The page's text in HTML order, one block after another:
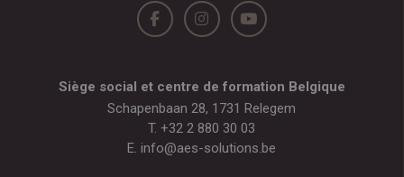
Siège social et centre de formation Belgique
Schapenbaan 28, 1731 Relegem
T. +32 2 880 30 03
E. info@aes-solutions.be